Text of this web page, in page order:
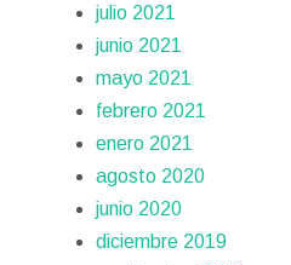
julio 2021
junio 2021
mayo 2021
febrero 2021
enero 2021
agosto 2020
junio 2020
diciembre 2019